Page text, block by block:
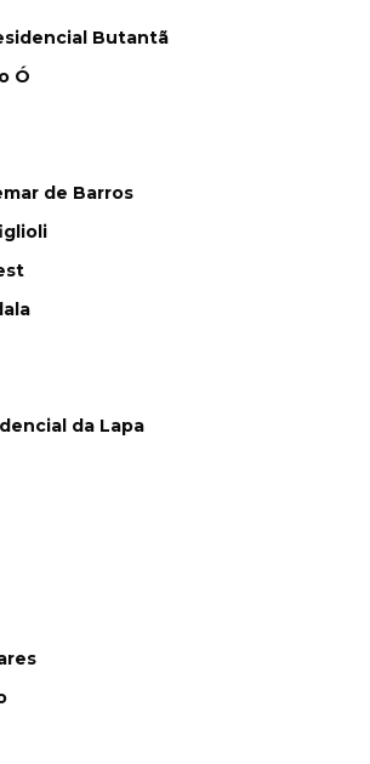
Butantã
Ó
de Barros
da Lapa